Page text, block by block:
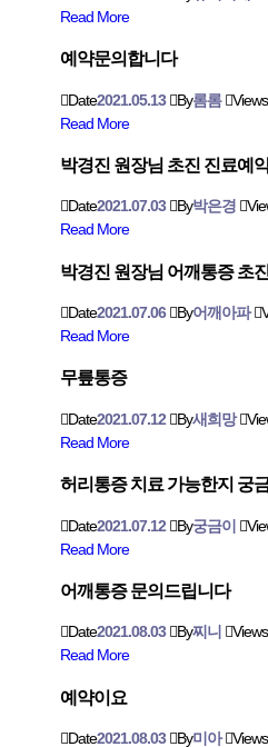
Read More
예약문의합니다
Date2021.05.13 By롬롬 Views
Read More
박경진 원장님 초진 진료예
Date2021.07.03 By박은경
Read More
박경진 원장님 어깨통증 초
Date2021.07.06 By어깨아파
Read More
무릎통증
Date2021.07.12 By새희망
Read More
허리통증 치료 가능한지 궁
Date2021.07.12 By궁금이
Read More
어깨통증 문의드립니다
Date2021.08.03 By찌니 Views
Read More
예약이요
Date2021.08.03 By미아 Views